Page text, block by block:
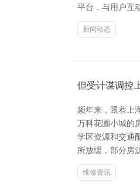
平台，与用户互
新闻动态
但受计谋调控
频年来，跟着上
万科花圃小城的
学区资源和交通
所放缓，部分房
维修资讯